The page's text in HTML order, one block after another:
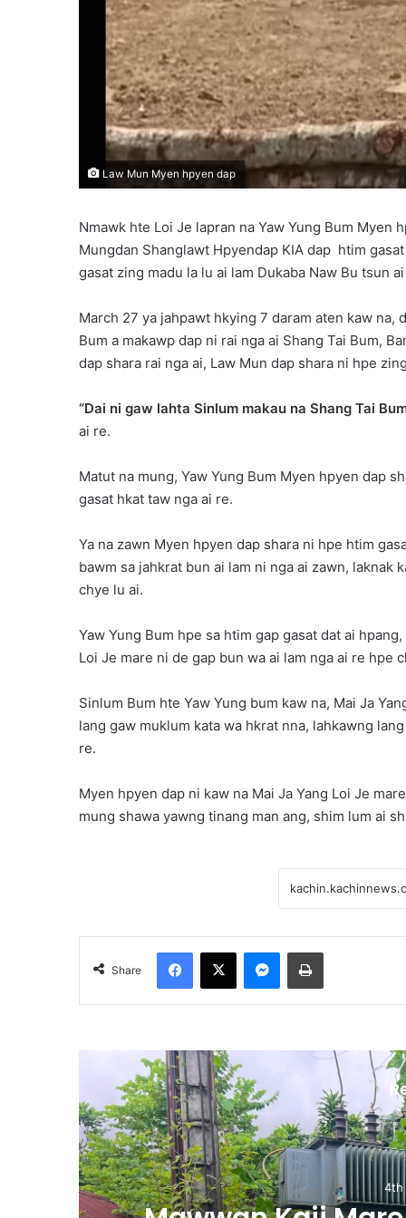
Law Mun Myen hpyen dap
Nmawk hte Loi Je lapran na Yaw Yung Bum Myen
Mungdan Shanglawt Hpyendap KIA dap htim
gasat zing madu la lu ai lam Dukaba Naw Bu tsun
March 27 ya jahpawt hkying 7 daram aten kaw na,
Bum a makawp dap ni rai nga ai Shang Tai Bum,
dap shara rai nga ai, Law Mun dap shara ni hpe
“Dai ni gaw lahta Sinlum makau na Shang Tai
ai re.
Matut na mung, Yaw Yung Bum Myen hpyen dap
gasat hkat taw nga ai re.
Ya na zawn Myen hpyen dap shara ni hpe htim
bawm sa jahkrat bun ai lam ni nga ai zawn, laknak
chye lu ai.
Yaw Yung Bum hpe sa htim gap gasat dat ai
Loi Je mare ni de gap bun wa ai lam nga ai re hpe
Sinlum Bum hte Yaw Yung bum kaw na, Mai Ja
lang gaw muklum kata wa hkrat nna, lahkawng
re.
Myen hpyen dap ni kaw na Mai Ja Yang Loi Je
mung shawa yawng tinang man ang, shim lum ai
Share
4th